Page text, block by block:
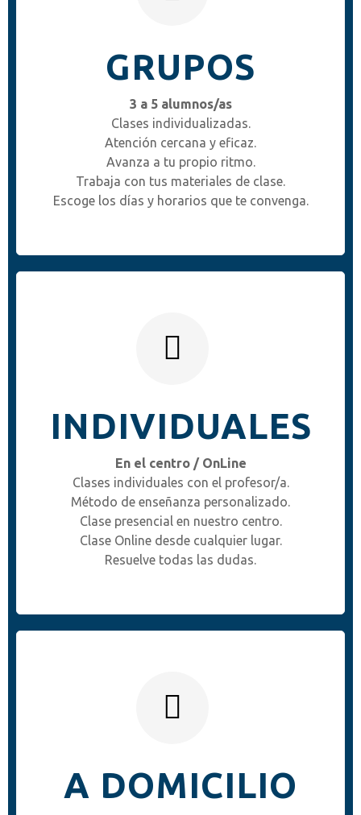
GRUPOS
3 a 5 alumnos/as
Clases individualizadas.
Atención cercana y eficaz.
Avanza a tu propio ritmo.
Trabaja con tus materiales de clase.
Escoge los días y horarios que te convenga.
INDIVIDUALES
En el centro / OnLine
Clases individuales con el profesor/a.
Método de enseñanza personalizado.
Clase presencial en nuestro centro.
Clase Online desde cualquier lugar.
Resuelve todas las dudas.
A DOMICILIO